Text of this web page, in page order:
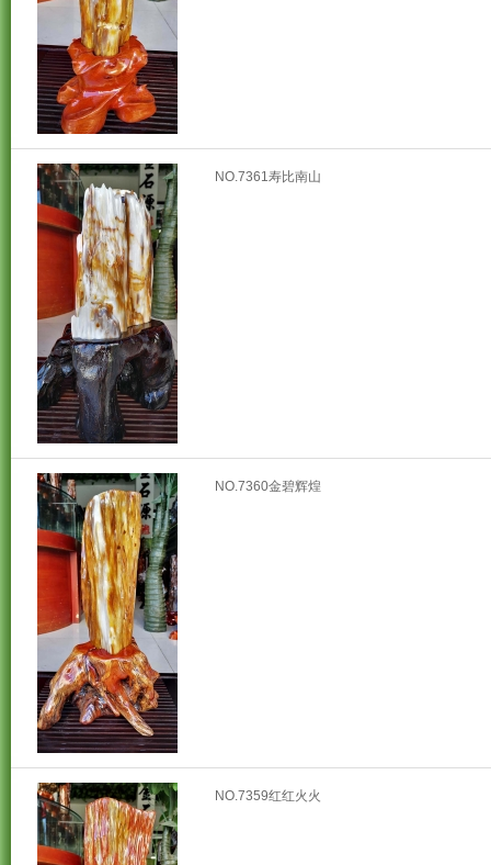
NO.7361寿比南山
NO.7360金碧辉煌
NO.7359红红火火